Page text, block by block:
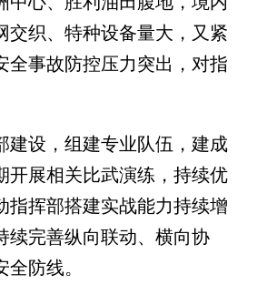
交织、特种设备量大，又紧
全事故防控压力突出，对指
设，组建专业队伍，建成
开展相关比武演练，持续优
指挥部搭建实战能力持续增
续完善纵向联动、横向协
防线。